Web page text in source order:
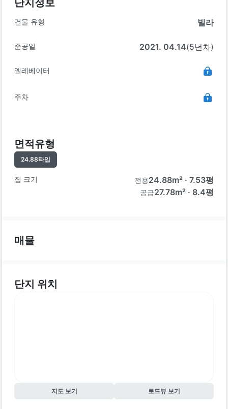
단지정보
건물 유형 빌라
준공일 2021. 04.14(5년차)
엘레베이터
주차
면적유형
24.88타입
집 크기 전용24.88m² · 7.53평
공급27.78m² · 8.4평
매물
단지 위치
지도 보기 로드뷰 보기